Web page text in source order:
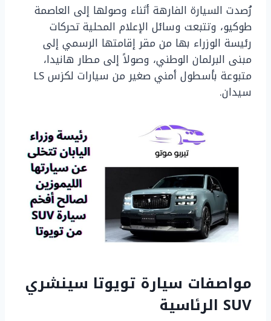
رُصدت السيارة الفارهة أثناء وصولها إلى العاصمة
طوكيو، وتتبعت وسائل الإعلام المحلية تحركات
رئيسة الوزراء بها من مقر إقامتها الرسمي إلى
مبنى البرلمان الوطني، وصولاً إلى مطار هانيدا،
متبوعة بأسطول أمني صغير من سيارات لكزس LS
سيدان.
مواصفات سيارة تويوتا سينشري
SUV الرئاسية